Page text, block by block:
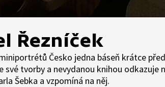
Řezníček
Česko jedna báseň krátce
své tvorby a nevydanou knihou odkazuje
Šebka a vzpomíná na něj.